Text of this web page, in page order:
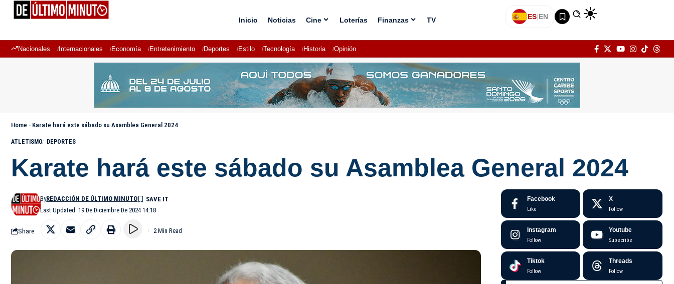
Inicio Noticias Cine Loterías Finanzas TV ES|EN
Nacionales Internacionales Economía Entretenimiento Deportes Estilo Tecnología Historia Opinión
Home - Karate hará este sábado su Asamblea General 2024
ATLETISMO DEPORTES
Karate hará este sábado su Asamblea General 2024
Last Updated: 19 De Diciembre De 2024 14:18
ByREDACCIÓN DE ÚLTIMO MINUTO
Share 2 Min Read
Facebook
Like
X
Follow
Instagram
Follow
Youtube
Subscribe
Tiktok
Follow
Threads
Follow